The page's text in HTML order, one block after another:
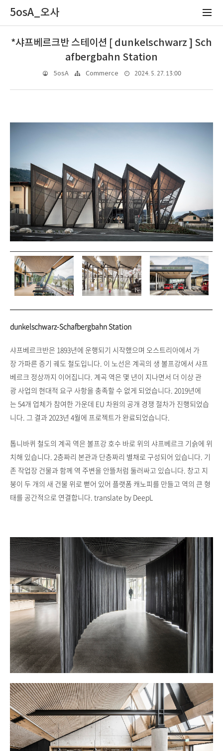
5osA_오사
*샤프베르크반 스테이션 [ dunkelschwarz ] Sch
afbergbahn Station
5osA Commerce 2024. 5. 27. 13:00
dunkelschwarz-Schafbergbahn Station
샤프베르크반은 1893년에 운행되기 시작했으며 오스트리아에서 가
장 가파른 증기 궤도 철도입니다. 이 노선은 계곡의 생 볼프강에서 샤프
베르크 정상까지 이어집니다. 계곡 역은 몇 년이 지나면서 더 이상 관
광 사업의 현대적 요구 사항을 충족할 수 없게 되었습니다. 2019년에
는 54개 업체가 참여한 가운데 EU 차원의 공개 경쟁 절차가 진행되었습
니다. 그 결과 2023년 4월에 프로젝트가 완료되었습니다.
톱니바퀴 철도의 계곡 역은 볼프강 호수 바로 위의 샤프베르크 기슭에 위
치해 있습니다. 2층짜리 본관과 단층짜리 별채로 구성되어 있습니다. 기
존 작업장 건물과 함께 역 주변을 안뜰처럼 둘러싸고 있습니다. 창고 지
붕이 두 개의 새 건물 위로 뻗어 있어 플랫폼 캐노피를 만들고 역의 큰 형
태를 공간적으로 연결합니다. translate by DeepL